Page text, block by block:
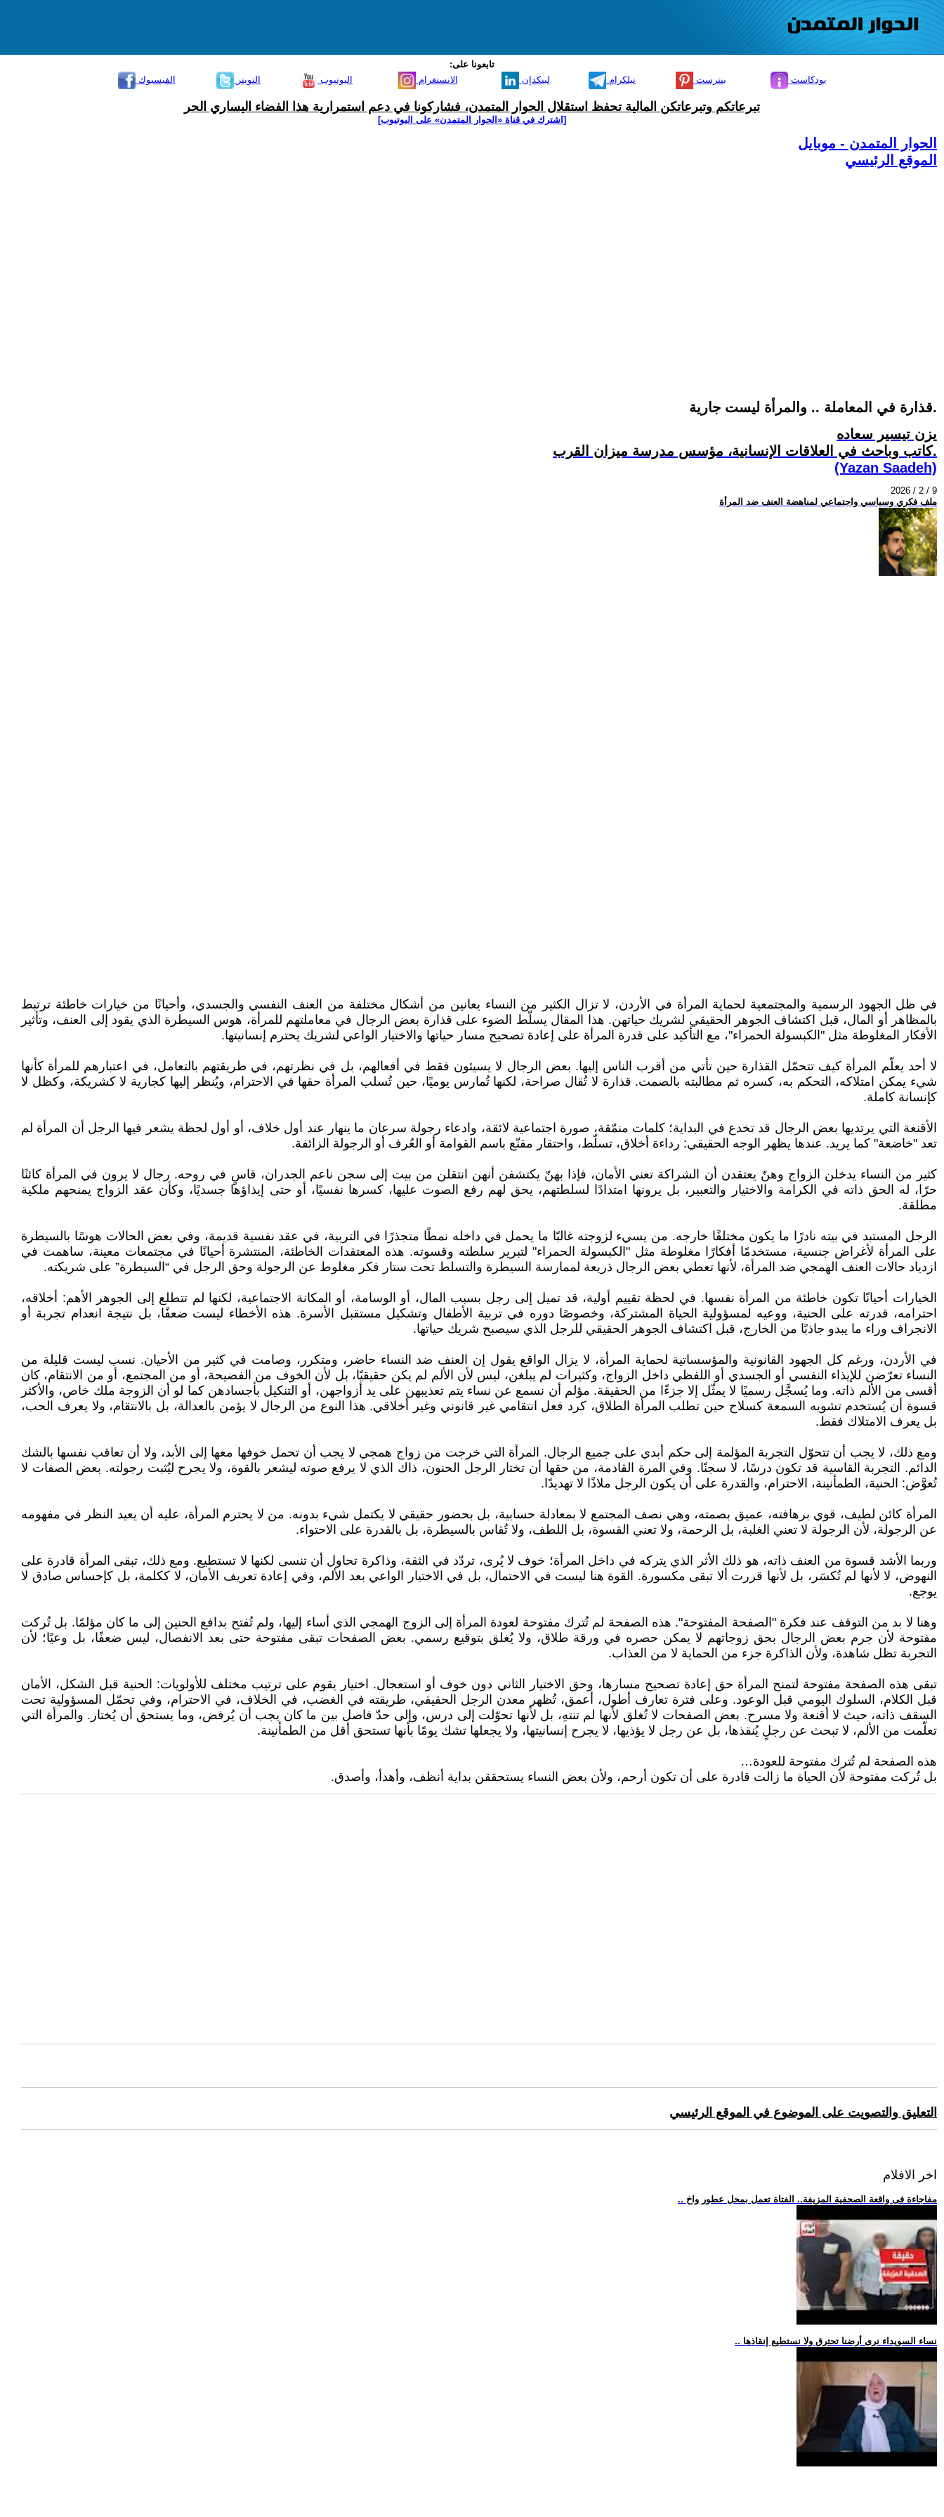
تابعونا على:
الفيسبوك
التويتر اليوتيوب الانستغرام لينكدإن تيلكرام بنترست بودكاست
تبرعاتكم وتبرعاتكن المالية تحفظ استقلال الحوار المتمدن، فشاركونا في دعم استمرارية هذا الفضاء اليساري الحر
[اشترك في قناة ‫«الحوار المتمدن» على اليوتيوب]
الحوار المتمدن - موبايل
الموقع الرئيسي
قذارة في المعاملة .. والمرأة ليست جارية.
يزن تيسير سعاده
كاتب وباحث في العلاقات الإنسانية، مؤسس مدرسة ميزان القرب.
(Yazan Saadeh)
2026 / 2 / 9
ملف فكري وسياسي واجتماعي لمناهضة العنف ضد المرأة
في ظل الجهود الرسمية والمجتمعية لحماية المرأة في الأردن، لا تزال الكثير من النساء يعانين من أشكال مختلفة من العنف النفسي والجسدي، وأحيانًا من خيارات خاطئة ترتبط
بالمظاهر أو المال، قبل اكتشاف الجوهر الحقيقي لشريك حياتهن. هذا المقال يسلّط الضوء على قذارة بعض الرجال في معاملتهم للمرأة، هوس السيطرة الذي يقود إلى العنف، وتأثير
الأفكار المغلوطة مثل "الكبسولة الحمراء"، مع التأكيد على قدرة المرأة على إعادة تصحيح مسار حياتها والاختيار الواعي لشريك يحترم إنسانيتها.
لا أحد يعلّم المرأة كيف تتحمّل القذارة حين تأتي من أقرب الناس إليها. بعض الرجال لا يسيئون فقط في أفعالهم، بل في نظرتهم، في طريقتهم بالتعامل، في اعتبارهم للمرأة كأنها
شيء يمكن امتلاكه، التحكم به، كسره ثم مطالبته بالصمت. قذارة لا تُقال صراحة، لكنها تُمارس يوميًا، حين تُسلب المرأة حقها في الاحترام، ويُنظر إليها كجارية لا كشريكة، وكظل لا
كإنسانة كاملة.
الأقنعة التي يرتديها بعض الرجال قد تخدع في البداية؛ كلمات منمّقة، صورة اجتماعية لائقة، وادعاء رجولة سرعان ما ينهار عند أول خلاف، أو أول لحظة يشعر فيها الرجل أن المرأة لم
تعد "خاضعة" كما يريد. عندها يظهر الوجه الحقيقي: رداءة أخلاق، تسلّط، واحتقار مقنّع باسم القوامة أو العُرف أو الرجولة الزائفة.
كثير من النساء يدخلن الزواج وهنّ يعتقدن أن الشراكة تعني الأمان، فإذا بهنّ يكتشفن أنهن انتقلن من بيت إلى سجن ناعم الجدران، قاسٍ في روحه. رجال لا يرون في المرأة كائنًا
حرًا، له الحق ذاته في الكرامة والاختيار والتعبير، بل يرونها امتدادًا لسلطتهم، يحق لهم رفع الصوت عليها، كسرها نفسيًا، أو حتى إيذاؤها جسديًا، وكأن عقد الزواج يمنحهم ملكية
مطلقة.
الرجل المستبد في بيته نادرًا ما يكون مختلفًا خارجه. من يسيء لزوجته غالبًا ما يحمل في داخله نمطًا متجذرًا في التربية، في عقد نفسية قديمة، وفي بعض الحالات هوسًا بالسيطرة
على المرأة لأغراض جنسية، مستخدمًا أفكارًا مغلوطة مثل "الكبسولة الحمراء" لتبرير سلطته وقسوته. هذه المعتقدات الخاطئة، المنتشرة أحيانًا في مجتمعات معينة، ساهمت في
ازدياد حالات العنف الهمجي ضد المرأة، لأنها تعطي بعض الرجال ذريعة لممارسة السيطرة والتسلط تحت ستار فكر مغلوط عن الرجولة وحق الرجل في “السيطرة” على شريكته.
الخيارات أحيانًا تكون خاطئة من المرأة نفسها. في لحظة تقييم أولية، قد تميل إلى رجل بسبب المال، أو الوسامة، أو المكانة الاجتماعية، لكنها لم تتطلع إلى الجوهر الأهم: أخلاقه،
احترامه، قدرته على الحنية، ووعيه لمسؤولية الحياة المشتركة، وخصوصًا دوره في تربية الأطفال وتشكيل مستقبل الأسرة. هذه الأخطاء ليست ضعفًا، بل نتيجة انعدام تجربة أو
الانجراف وراء ما يبدو جاذبًا من الخارج، قبل اكتشاف الجوهر الحقيقي للرجل الذي سيصبح شريك حياتها.
في الأردن، ورغم كل الجهود القانونية والمؤسساتية لحماية المرأة، لا يزال الواقع يقول إن العنف ضد النساء حاضر، ومتكرر، وصامت في كثير من الأحيان. نسب ليست قليلة من
النساء تعرّضن للإيذاء النفسي أو الجسدي أو اللفظي داخل الزواج، وكثيرات لم يبلغن، ليس لأن الألم لم يكن حقيقيًا، بل لأن الخوف من الفضيحة، أو من المجتمع، أو من الانتقام، كان
أقسى من الألم ذاته. وما يُسجَّل رسميًا لا يمثّل إلا جزءًا من الحقيقة. مؤلم أن نسمع عن نساء يتم تعذيبهن على يد أزواجهن، أو التنكيل بأجسادهن كما لو أن الزوجة ملك خاص، والأكثر
قسوة أن يُستخدم تشويه السمعة كسلاح حين تطلب المرأة الطلاق، كرد فعل انتقامي غير قانوني وغير أخلاقي. هذا النوع من الرجال لا يؤمن بالعدالة، بل بالانتقام، ولا يعرف الحب،
بل يعرف الامتلاك فقط.
ومع ذلك، لا يجب أن تتحوّل التجربة المؤلمة إلى حكم أبدي على جميع الرجال. المرأة التي خرجت من زواج همجي لا يجب أن تحمل خوفها معها إلى الأبد، ولا أن تعاقب نفسها بالشك
الدائم. التجربة القاسية قد تكون درسًا، لا سجنًا. وفي المرة القادمة، من حقها أن تختار الرجل الحنون، ذاك الذي لا يرفع صوته ليشعر بالقوة، ولا يجرح ليُثبت رجولته. بعض الصفات لا
تُعوَّض: الحنية، الطمأنينة، الاحترام، والقدرة على أن يكون الرجل ملاذًا لا تهديدًا.
المرأة كائن لطيف، قوي برهافته، عميق بصمته، وهي نصف المجتمع لا بمعادلة حسابية، بل بحضور حقيقي لا يكتمل شيء بدونه. من لا يحترم المرأة، عليه أن يعيد النظر في مفهومه
عن الرجولة، لأن الرجولة لا تعني الغلبة، بل الرحمة، ولا تعني القسوة، بل اللطف، ولا تُقاس بالسيطرة، بل بالقدرة على الاحتواء.
وربما الأشد قسوة من العنف ذاته، هو ذلك الأثر الذي يتركه في داخل المرأة؛ خوف لا يُرى، تردّد في الثقة، وذاكرة تحاول أن تنسى لكنها لا تستطيع. ومع ذلك، تبقى المرأة قادرة على
النهوض، لا لأنها لم تُكسَر، بل لأنها قررت ألا تبقى مكسورة. القوة هنا ليست في الاحتمال، بل في الاختيار الواعي بعد الألم، وفي إعادة تعريف الأمان، لا ككلمة، بل كإحساس صادق لا
يوجع.
وهنا لا بد من التوقف عند فكرة "الصفحة المفتوحة". هذه الصفحة لم تُترك مفتوحة لعودة المرأة إلى الزوج الهمجي الذي أساء إليها، ولم تُفتح بدافع الحنين إلى ما كان مؤلمًا. بل تُركت
مفتوحة لأن جرم بعض الرجال بحق زوجاتهم لا يمكن حصره في ورقة طلاق، ولا يُغلق بتوقيع رسمي. بعض الصفحات تبقى مفتوحة حتى بعد الانفصال، ليس ضعفًا، بل وعيًا؛ لأن
التجربة تظل شاهدة، ولأن الذاكرة جزء من الحماية لا من العذاب.
تبقى هذه الصفحة مفتوحة لتمنح المرأة حق إعادة تصحيح مسارها، وحق الاختيار الثاني دون خوف أو استعجال. اختيار يقوم على ترتيب مختلف للأولويات: الحنية قبل الشكل، الأمان
قبل الكلام، السلوك اليومي قبل الوعود. وعلى فترة تعارف أطول، أعمق، تُظهر معدن الرجل الحقيقي، طريقته في الغضب، في الخلاف، في الاحترام، وفي تحمّل المسؤولية تحت
السقف ذاته، حيث لا أقنعة ولا مسرح. بعض الصفحات لا تُغلق لأنها لم تنتهِ، بل لأنها تحوّلت إلى درس، وإلى حدّ فاصل بين ما كان يجب أن يُرفض، وما يستحق أن يُختار. والمرأة التي
تعلّمت من الألم، لا تبحث عن رجلٍ يُنقذها، بل عن رجل لا يؤذيها، لا يجرح إنسانيتها، ولا يجعلها تشك يومًا بأنها تستحق أقل من الطمأنينة.
هذه الصفحة لم تُترك مفتوحة للعودة…
بل تُركت مفتوحة لأن الحياة ما زالت قادرة على أن تكون أرحم، ولأن بعض النساء يستحققن بداية أنظف، وأهدأ، وأصدق.
التعليق والتصويت على الموضوع في الموقع الرئيسي
اخر الافلام
.. مفاجاءة فى واقعة الصحفية المزيفة.. الفتاة تعمل بمحل عطور واخ
.. نساء السويداء نرى أرضنا تحترق ولا نستطيع إنقاذها